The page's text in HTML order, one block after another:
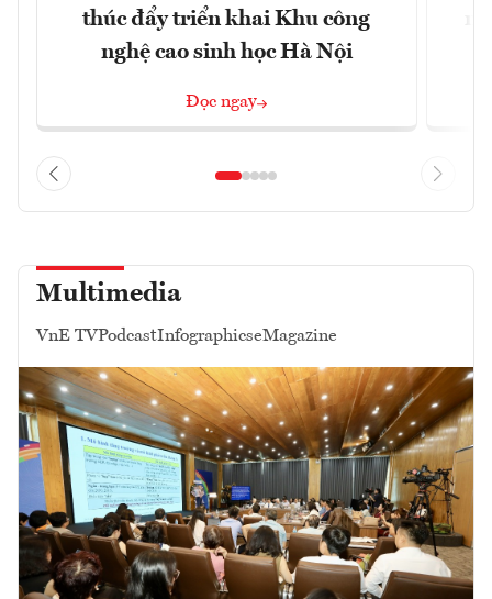
thúc đẩy triển khai Khu công
nghệ cao sinh học Hà Nội
Đọc ngay
Multimedia
VnE TVPodcastInfographicseMagazine